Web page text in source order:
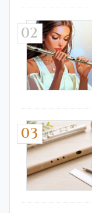
02
03